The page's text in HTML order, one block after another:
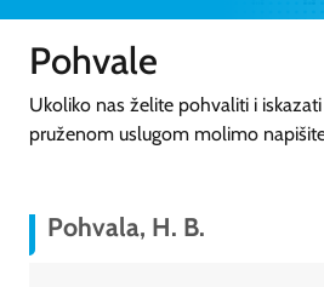
Pohvale
Ukoliko nas želite pohvaliti i
pruženom uslugom molimo
Pohvala, H. B.